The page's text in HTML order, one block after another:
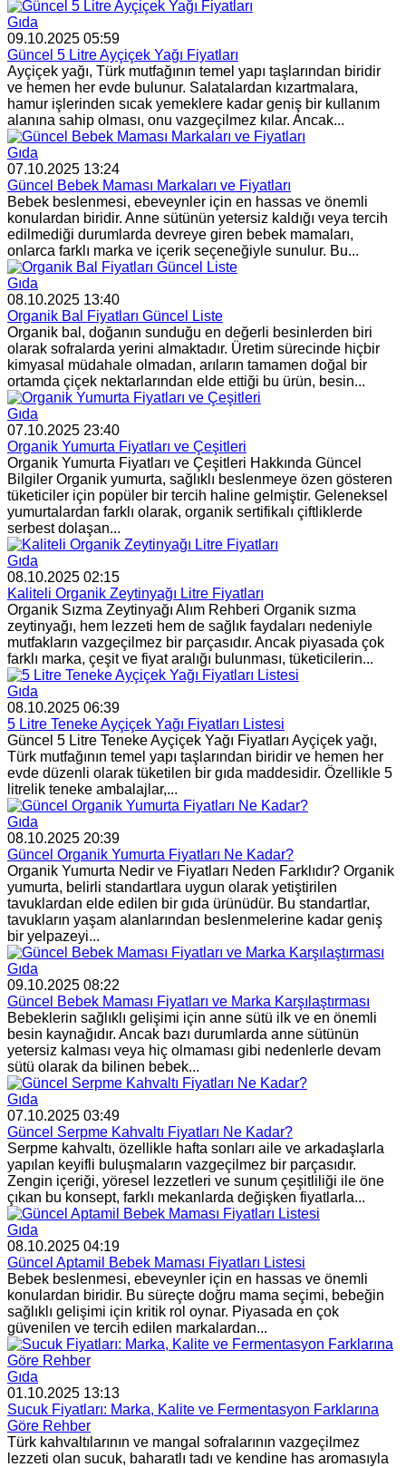
Gıda
09.10.2025 05:59
Güncel 5 Litre Ayçiçek Yağı Fiyatları
Ayçiçek yağı, Türk mutfağının temel yapı taşlarından biridir
ve hemen her evde bulunur. Salatalardan kızartmalara,
hamur işlerinden sıcak yemeklere kadar geniş bir kullanım
alanına sahip olması, onu vazgeçilmez kılar. Ancak...
Gıda
07.10.2025 13:24
Güncel Bebek Maması Markaları ve Fiyatları
Bebek beslenmesi, ebeveynler için en hassas ve önemli
konulardan biridir. Anne sütünün yetersiz kaldığı veya tercih
edilmediği durumlarda devreye giren bebek mamaları,
onlarca farklı marka ve içerik seçeneğiyle sunulur. Bu...
Gıda
08.10.2025 13:40
Organik Bal Fiyatları Güncel Liste
Organik bal, doğanın sunduğu en değerli besinlerden biri
olarak sofralarda yerini almaktadır. Üretim sürecinde hiçbir
kimyasal müdahale olmadan, arıların tamamen doğal bir
ortamda çiçek nektarlarından elde ettiği bu ürün, besin...
Gıda
07.10.2025 23:40
Organik Yumurta Fiyatları ve Çeşitleri
Organik Yumurta Fiyatları ve Çeşitleri Hakkında Güncel
Bilgiler Organik yumurta, sağlıklı beslenmeye özen gösteren
tüketiciler için popüler bir tercih haline gelmiştir. Geleneksel
yumurtalardan farklı olarak, organik sertifikalı çiftliklerde
serbest dolaşan...
Gıda
08.10.2025 02:15
Kaliteli Organik Zeytinyağı Litre Fiyatları
Organik Sızma Zeytinyağı Alım Rehberi Organik sızma
zeytinyağı, hem lezzeti hem de sağlık faydaları nedeniyle
mutfakların vazgeçilmez bir parçasıdır. Ancak piyasada çok
farklı marka, çeşit ve fiyat aralığı bulunması, tüketicilerin...
Gıda
08.10.2025 06:39
5 Litre Teneke Ayçiçek Yağı Fiyatları Listesi
Güncel 5 Litre Teneke Ayçiçek Yağı Fiyatları Ayçiçek yağı,
Türk mutfağının temel yapı taşlarından biridir ve hemen her
evde düzenli olarak tüketilen bir gıda maddesidir. Özellikle 5
litrelik teneke ambalajlar,...
Gıda
08.10.2025 20:39
Güncel Organik Yumurta Fiyatları Ne Kadar?
Organik Yumurta Nedir ve Fiyatları Neden Farklıdır? Organik
yumurta, belirli standartlara uygun olarak yetiştirilen
tavuklardan elde edilen bir gıda ürünüdür. Bu standartlar,
tavukların yaşam alanlarından beslenmelerine kadar geniş
bir yelpazeyi...
Gıda
09.10.2025 08:22
Güncel Bebek Maması Fiyatları ve Marka Karşılaştırması
Bebeklerin sağlıklı gelişimi için anne sütü ilk ve en önemli
besin kaynağıdır. Ancak bazı durumlarda anne sütünün
yetersiz kalması veya hiç olmaması gibi nedenlerle devam
sütü olarak da bilinen bebek...
Gıda
07.10.2025 03:49
Güncel Serpme Kahvaltı Fiyatları Ne Kadar?
Serpme kahvaltı, özellikle hafta sonları aile ve arkadaşlarla
yapılan keyifli buluşmaların vazgeçilmez bir parçasıdır.
Zengin içeriği, yöresel lezzetleri ve sunum çeşitliliği ile öne
çıkan bu konsept, farklı mekanlarda değişken fiyatlarla...
Gıda
08.10.2025 04:19
Güncel Aptamil Bebek Maması Fiyatları Listesi
Bebek beslenmesi, ebeveynler için en hassas ve önemli
konulardan biridir. Bu süreçte doğru mama seçimi, bebeğin
sağlıklı gelişimi için kritik rol oynar. Piyasada en çok
güvenilen ve tercih edilen markalardan...
Gıda
01.10.2025 13:13
Sucuk Fiyatları: Marka, Kalite ve Fermentasyon Farklarına
Göre Rehber
Türk kahvaltılarının ve mangal sofralarının vazgeçilmez
lezzeti olan sucuk, baharatlı tadı ve kendine has aromasıyla